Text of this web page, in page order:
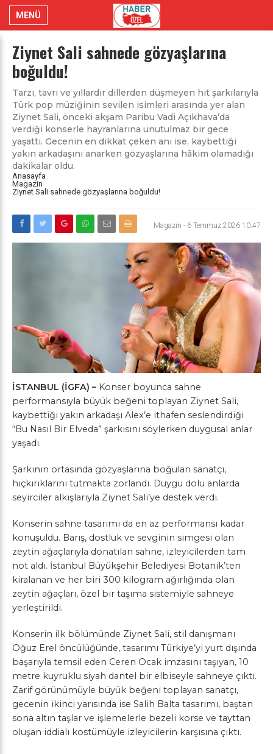
MENÜ
Ziynet Sali sahnede gözyaşlarına
boğuldu!
Tarzı, tavrı ve yıllardır dillerden düşmeyen hit şarkılarıyla
Türk pop müziğinin sevilen isimleri arasında yer alan
Ziynet Sali, önceki akşam Paribu Vadi Açıkhava’da
verdiği konserle hayranlarına unutulmaz bir gece
yaşattı. Gecenin en dikkat çeken anı ise, kaybettiği
yakın arkadaşını anarken gözyaşlarına hâkim olamadığı
dakikalar oldu.
Anasayfa
Magazin
Ziynet Sali sahnede gözyaşlarına boğuldu!
Magazin - 6 Temmuz 2026 10:47
İSTANBUL (İGFA) – Konser boyunca sahne
performansıyla büyük beğeni toplayan Ziynet Sali,
kaybettiği yakın arkadaşı Alex’e ithafen seslendirdiği
“Bu Nasıl Bir Elveda” şarkısını söylerken duygusal anlar
yaşadı.
Şarkının ortasında gözyaşlarına boğulan sanatçı,
hıçkırıklarını tutmakta zorlandı. Duygu dolu anlarda
seyirciler alkışlarıyla Ziynet Sali’ye destek verdi.
Konserin sahne tasarımı da en az performansı kadar
konuşuldu. Barış, dostluk ve sevginin simgesi olan
zeytin ağaçlarıyla donatılan sahne, izleyicilerden tam
not aldı. İstanbul Büyükşehir Belediyesi Botanik’ten
kiralanan ve her biri 300 kilogram ağırlığında olan
zeytin ağaçları, özel bir taşıma sistemiyle sahneye
yerleştirildi.
Konserin ilk bölümünde Ziynet Sali, stil danışmanı
Oğuz Erel öncülüğünde, tasarımı Türkiye’yi yurt dışında
başarıyla temsil eden Ceren Ocak imzasını taşıyan, 10
metre kuyruklu siyah dantel bir elbiseyle sahneye çıktı.
Zarif görünümüyle büyük beğeni toplayan sanatçı,
gecenin ikinci yarısında ise Salih Balta tasarımı, baştan
sona altın taşlar ve işlemelerle bezeli korse ve tayttan
oluşan iddialı kostümüyle izleyicilerin karşısına çıktı.